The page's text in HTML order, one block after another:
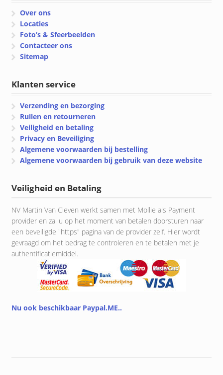
Over ons
Locaties
Foto’s & Sfeerbeelden
Contacteer ons
Sitemap
Klanten service
Verzending en bezorging
Ruilen en retourneren
Veiligheid en betaling
Privacy en Beveiliging
Algemene voorwaarden bij bestelling
Algemene voorwaarden bij gebruik van deze website
Veiligheid en Betaling
NV Martin Van Cleven werkt samen met Mollie als Payment
provider en zal u op het moment van betalen doorsturen naar
een beveiligde "https" pagina van de provider zelf. Hier wordt
gevraagd om het bedrag te controleren en te betalen met je
authentificatiemiddel.
Nu ook beschikbaar Paypal.ME..